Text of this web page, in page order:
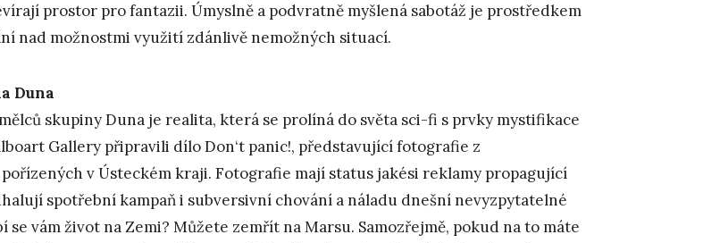
prostor pro fantazii. Úmyslně a podvratně myšlená sabotáž je prostředkem
nad možnostmi využití zdánlivě nemožných situací.
Duna
skupiny Duna je realita, která se prolíná do světa sci-fi s prvky mystifikace
Gallery připravili dílo Don‘t panic!, představující fotografie z
v Ústeckém kraji. Fotografie mají status jakési reklamy propagující
spotřební kampaň i subversivní chování a náladu dnešní nevyzpytatelné
se vám život na Zemi? Můžete zemřít na Marsu. Samozřejmě, pokud na to máte